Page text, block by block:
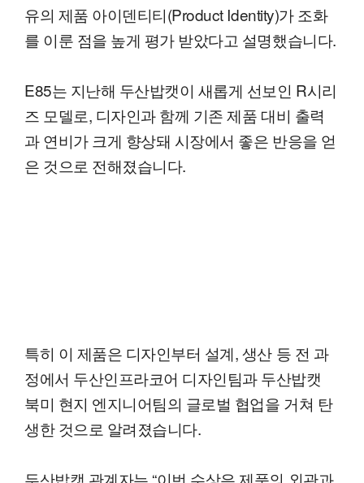
유의 제품 아이덴티티(Product Identity)가 조화
를 이룬 점을 높게 평가 받았다고 설명했습니다.
E85는 지난해 두산밥캣이 새롭게 선보인 R시리
즈 모델로, 디자인과 함께 기존 제품 대비 출력
과 연비가 크게 향상돼 시장에서 좋은 반응을 얻
은 것으로 전해졌습니다.
특히 이 제품은 디자인부터 설계, 생산 등 전 과
정에서 두산인프라코어 디자인팀과 두산밥캣
북미 현지 엔지니어팀의 글로벌 협업을 거쳐 탄
생한 것으로 알려졌습니다.